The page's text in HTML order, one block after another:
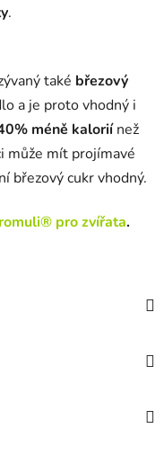
.
také březový
a je proto vhodný i
méně kaloriínež
může mít projímavé
březový cukr vhodný.
pro zvířata.